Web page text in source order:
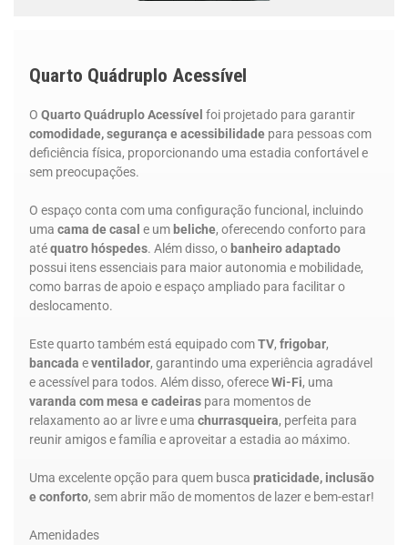
Quarto Quádruplo Acessível
O Quarto Quádruplo Acessível foi projetado para garantir
comodidade, segurança e acessibilidade para pessoas com
deficiência física, proporcionando uma estadia confortável e
sem preocupações.
O espaço conta com uma configuração funcional, incluindo
uma cama de casal e um beliche, oferecendo conforto para
atéquatro hóspedes. Além disso, o banheiro adaptado
possui itens essenciais para maior autonomia e mobilidade,
como barras de apoio e espaço ampliado para facilitar o
deslocamento.
Este quarto também está equipado comTV, frigobar,
bancada eventilador, garantindo uma experiência agradável
e acessível para todos. Além disso, ofereceWi-Fi, uma
varanda com mesa e cadeiras para momentos de
relaxamento ao ar livre e uma churrasqueira, perfeita para
reunir amigos e família e aproveitar a estadia ao máximo.
Uma excelente opção para quem busca praticidade, inclusão
e conforto, sem abrir mão de momentos de lazer e bem-estar!
Amenidades